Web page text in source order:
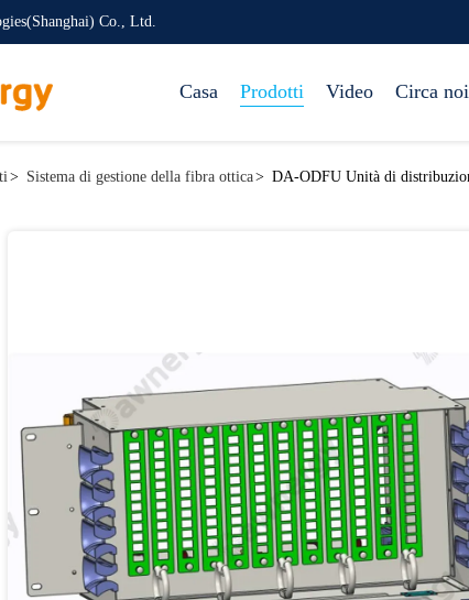
Co., Ltd.
Casa Prodotti Video Circa noi
> Sistema di gestione della fibra ottica> DA-ODFU Unità di